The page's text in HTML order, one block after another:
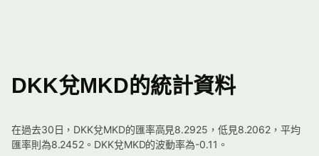
DKK兌MKD的統計資料
在過去30日，DKK兌MKD的匯率高見8.2925，低見8.2062，平均
匯率則為8.2452。DKK兌MKD的波動率為-0.11。